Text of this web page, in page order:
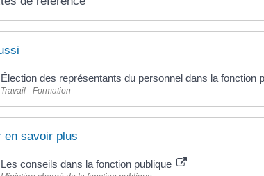
Élection des représentants du personnel dans la fonction
Travail - Formation
en savoir plus
Les conseils dans la fonction publique